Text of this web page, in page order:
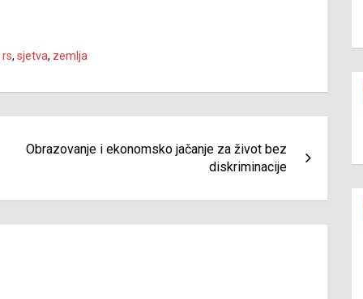
rs, sjetva, zemlja
Obrazovanje i ekonomsko jačanje za život bez
diskriminacije